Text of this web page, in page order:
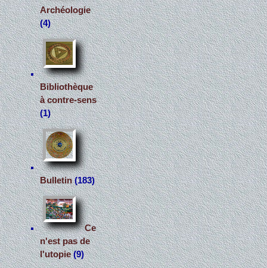
Archéologie
(4)
Bibliothèque
à contre-sens
(1)
Bulletin(183)
Ce
n'est pas de
l'utopie(9)